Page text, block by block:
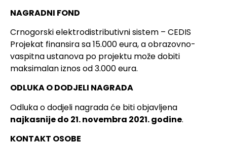
NAGRADNI FOND
Crnogorski elektrodistributivni sistem – CEDIS
Projekat finansira sa 15.000 eura, a obrazovno-
vaspitna ustanova po projektu može dobiti
maksimalan iznos od 3.000 eura.
ODLUKA O DODJELI NAGRADA
Odluka o dodjeli nagrada će biti objavljena
najkasnije do 21. novembra 2021. godine.
KONTAKT OSOBE